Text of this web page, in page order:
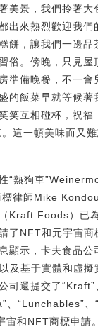
美景，我們拎著大
出來熱烈歡迎我們
餅，讓我們一邊品
俗。傍晚，只見屋
準備晚餐，不一會
的飯菜早就等候著
笑互相碰杯，祝福
這一頓美味而又
“熱狗車
律師Mike
Kraft Foods）已
了NFT和元宇宙商
顯示，卡夫食品公
及基于實體和虛擬
司還提交了“Kraft”
、“Lunchables”
宙和NFT商標申請